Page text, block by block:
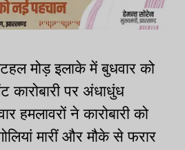
मोड़ इलाके में बुधवार को
कारोबारी पर अंधाधुंध
हमलावरों ने कारोबारी को
मारीं और मौके से फरार